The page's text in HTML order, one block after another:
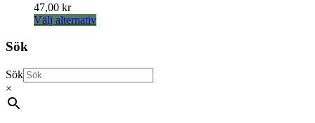
47,00 kr
Välj alternativDen
flera
varianter.
Sök
Sök
×